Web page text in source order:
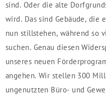
sind. Oder die alte
wird. Das sind Gebäude, die
nun stillstehen, während so
suchen. Genau diesen
unseres neuen
angehen. Wir stellen 300
ungenutzten Büro- und